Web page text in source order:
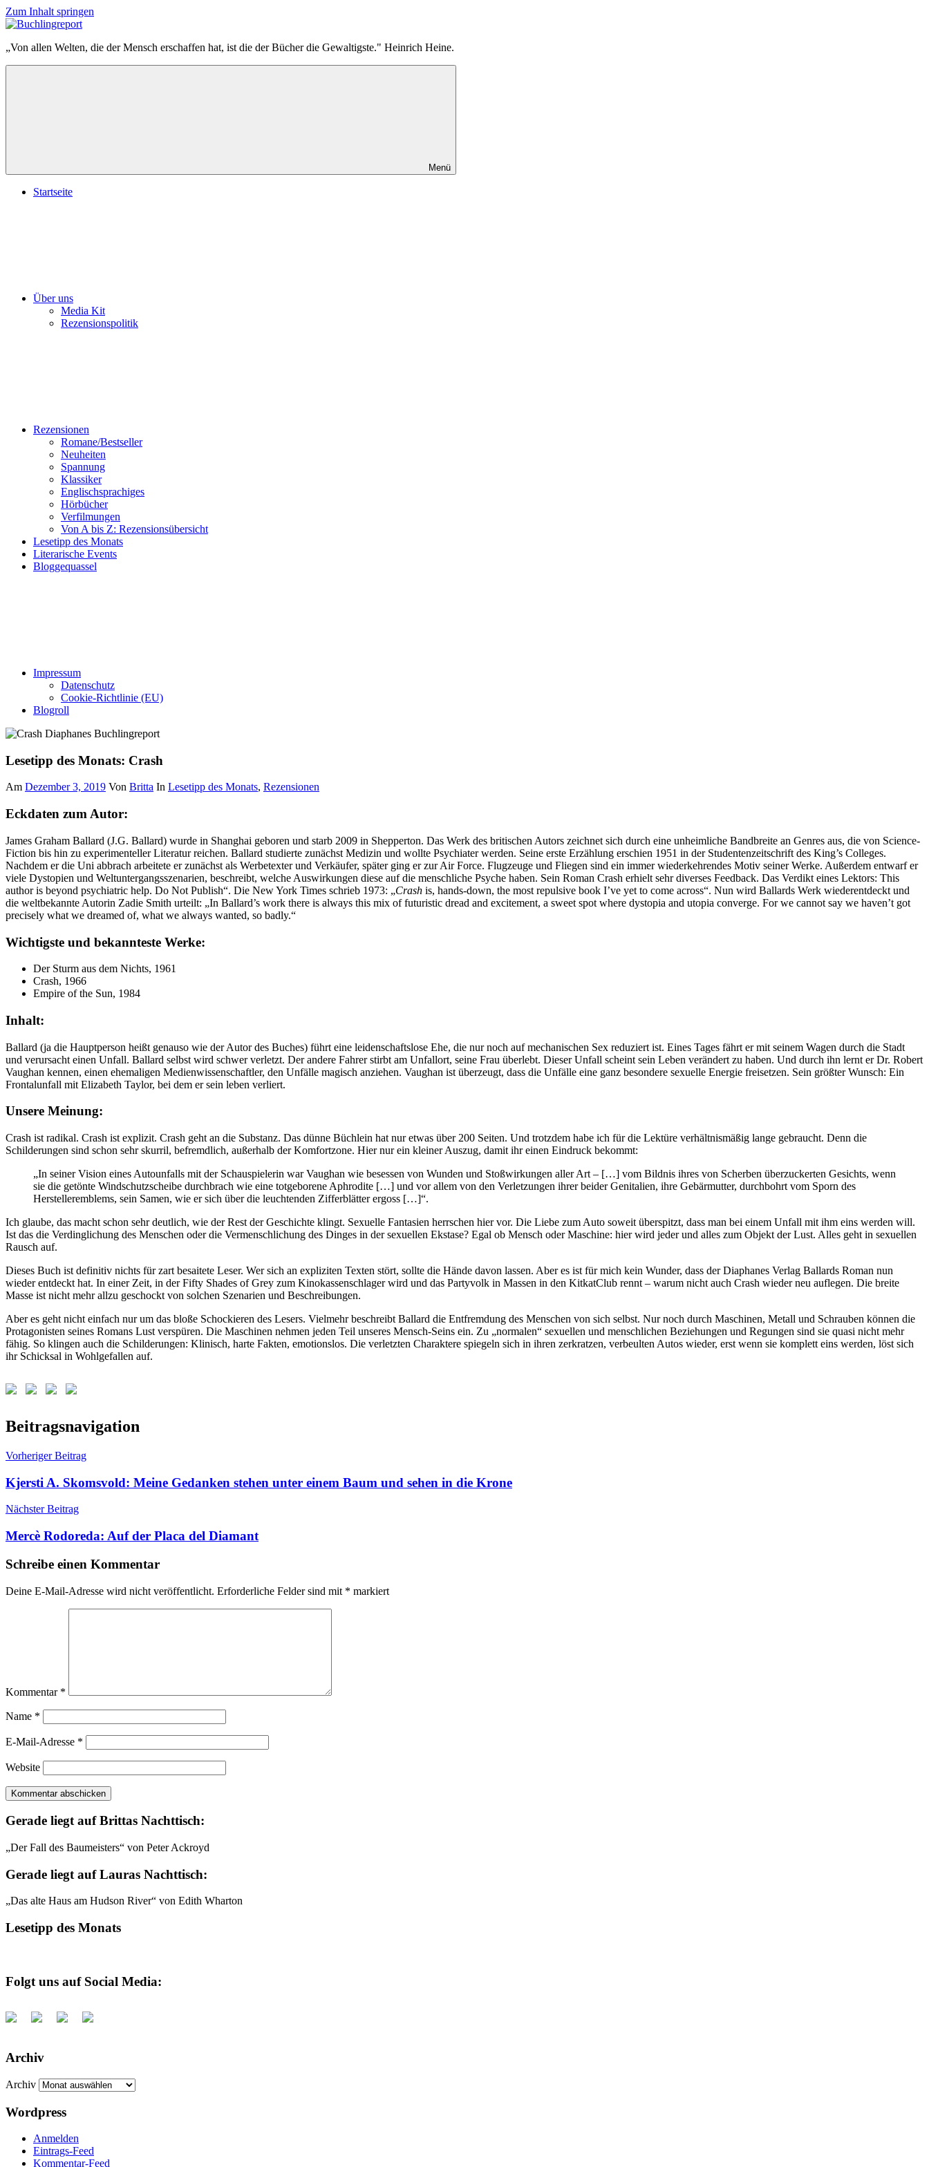
Zum Inhalt springen
Buchlingreport
„Von allen Welten, die der Mensch erschaffen hat, ist die der Bücher die Gewaltigste." Heinrich Heine.
Menü
Startseite
Über uns
Media Kit
Rezensionspolitik
Rezensionen
Romane/Bestseller
Neuheiten
Spannung
Klassiker
Englischsprachiges
Hörbücher
Verfilmungen
Von A bis Z: Rezensionsübersicht
Lesetipp des Monats
Literarische Events
Bloggequassel
Impressum
Datenschutz
Cookie-Richtlinie (EU)
Blogroll
Lesetipp des Monats: Crash
Am Dezember 3, 2019 Von Britta In Lesetipp des Monats, Rezensionen
Eckdaten zum Autor:
James Graham Ballard (J.G. Ballard) wurde in Shanghai geboren und starb 2009 in Shepperton. Das Werk des britischen Autors zeichnet sich durch eine unheimliche Bandbreite an Genres aus, die von Science-
Fiction bis hin zu experimenteller Literatur reichen. Ballard studierte zunächst Medizin und wollte Psychiater werden. Seine erste Erzählung erschien 1951 in der Studentenzeitschrift des King’s Colleges.
Nachdem er die Uni abbrach arbeitete er zunächst als Werbetexter und Verkäufer, später ging er zur Air Force. Flugzeuge und Fliegen sind ein immer wiederkehrendes Motiv seiner Werke. Außerdem entwarf er
viele Dystopien und Weltuntergangsszenarien, beschreibt, welche Auswirkungen diese auf die menschliche Psyche haben. Sein Roman Crash erhielt sehr diverses Feedback. Das Verdikt eines Lektors: This
author is beyond psychiatric help. Do Not Publish“. Die New York Times schrieb 1973: „Crash is, hands-down, the most repulsive book I’ve yet to come across“. Nun wird Ballards Werk wiederentdeckt und
die weltbekannte Autorin Zadie Smith urteilt: „In Ballard’s work there is always this mix of futuristic dread and excitement, a sweet spot where dystopia and utopia converge. For we cannot say we haven’t got
precisely what we dreamed of, what we always wanted, so badly.“
Wichtigste und bekannteste Werke:
Der Sturm aus dem Nichts, 1961
Crash, 1966
Empire of the Sun, 1984
Inhalt:
Ballard (ja die Hauptperson heißt genauso wie der Autor des Buches) führt eine leidenschaftslose Ehe, die nur noch auf mechanischen Sex reduziert ist. Eines Tages fährt er mit seinem Wagen durch die Stadt
und verursacht einen Unfall. Ballard selbst wird schwer verletzt. Der andere Fahrer stirbt am Unfallort, seine Frau überlebt. Dieser Unfall scheint sein Leben verändert zu haben. Und durch ihn lernt er Dr. Robert
Vaughan kennen, einen ehemaligen Medienwissenschaftler, den Unfälle magisch anziehen. Vaughan ist überzeugt, dass die Unfälle eine ganz besondere sexuelle Energie freisetzen. Sein größter Wunsch: Ein
Frontalunfall mit Elizabeth Taylor, bei dem er sein leben verliert.
Unsere Meinung:
Crash ist radikal. Crash ist explizit. Crash geht an die Substanz. Das dünne Büchlein hat nur etwas über 200 Seiten. Und trotzdem habe ich für die Lektüre verhältnismäßig lange gebraucht. Denn die
Schilderungen sind schon sehr skurril, befremdlich, außerhalb der Komfortzone. Hier nur ein kleiner Auszug, damit ihr einen Eindruck bekommt:
„In seiner Vision eines Autounfalls mit der Schauspielerin war Vaughan wie besessen von Wunden und Stoßwirkungen aller Art – […] vom Bildnis ihres von Scherben überzuckerten Gesichts, wenn
sie die getönte Windschutzscheibe durchbrach wie eine totgeborene Aphrodite […] und vor allem von den Verletzungen ihrer beider Genitalien, ihre Gebärmutter, durchbohrt vom Sporn des
Hersteller­emblems, sein Samen, wie er sich über die leuchtenden Zifferblätter ergoss […]“.
Ich glaube, das macht schon sehr deutlich, wie der Rest der Geschichte klingt. Sexuelle Fantasien herrschen hier vor. Die Liebe zum Auto soweit überspitzt, dass man bei einem Unfall mit ihm eins werden will.
Ist das die Verdinglichung des Menschen oder die Vermenschlichung des Dinges in der sexuellen Ekstase? Egal ob Mensch oder Maschine: hier wird jeder und alles zum Objekt der Lust. Alles geht in sexuellen
Rausch auf.
Dieses Buch ist definitiv nichts für zart besaitete Leser. Wer sich an expliziten Texten stört, sollte die Hände davon lassen. Aber es ist für mich kein Wunder, dass der Diaphanes Verlag Ballards Roman nun
wieder entdeckt hat. In einer Zeit, in der Fifty Shades of Grey zum Kinokassenschlager wird und das Partyvolk in Massen in den KitkatClub rennt – warum nicht auch Crash wieder neu auflegen. Die breite
Masse ist nicht mehr allzu geschockt von solchen Szenarien und Beschreibungen.
Aber es geht nicht einfach nur um das bloße Schockieren des Lesers. Vielmehr beschreibt Ballard die Entfremdung des Menschen von sich selbst. Nur noch durch Maschinen, Metall und Schrauben können die
Protagonisten seines Romans Lust verspüren. Die Maschinen nehmen jeden Teil unseres Mensch-Seins ein. Zu „normalen“ sexuellen und menschlichen Beziehungen und Regungen sind sie quasi nicht mehr
fähig. So klingen auch die Schilderungen: Klinisch, harte Fakten, emotionslos. Die verletzten Charaktere spiegeln sich in ihren zerkratzen, verbeulten Autos wieder, erst wenn sie komplett eins werden, löst sich
ihr Schicksal in Wohlgefallen auf.
Schlagwörter:
Crash,
Ballard
Beitragsnavigation
Vorheriger Beitrag
Kjersti A. Skomsvold: Meine Gedanken stehen unter einem Baum und sehen in die Krone
Nächster Beitrag
Mercè Rodoreda: Auf der Placa del Diamant
Schreibe einen Kommentar
Deine E-Mail-Adresse wird nicht veröffentlicht. Erforderliche Felder sind mit * markiert
Kommentar *
Name *
E-Mail-Adresse *
Website
Gerade liegt auf Brittas Nachttisch:
„Der Fall des Baumeisters“ von Peter Ackroyd
Gerade liegt auf Lauras Nachttisch:
„Das alte Haus am Hudson River“ von Edith Wharton
Lesetipp des Monats
Folgt uns auf Social Media:
Archiv
Archiv
Wordpress
Anmelden
Eintrags-Feed
Kommentar-Feed